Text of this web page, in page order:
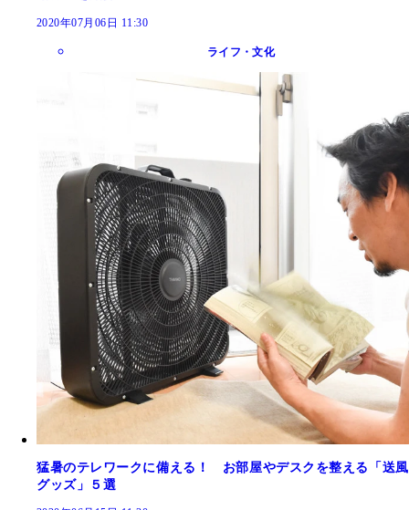
2020年07月06日 11:30
ライフ・文化
猛暑のテレワークに備える！ お部屋やデスクを整える「送風
グッズ」５選